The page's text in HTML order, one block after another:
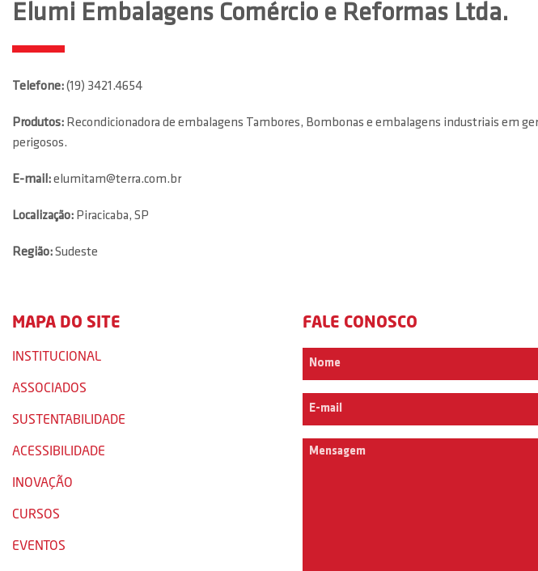
Elumi Embalagens Comércio e Reformas Ltda.
Telefone:(19) 3421.4654
Produtos: Recondicionadora de embalagens Tambores, Bombonas e embalagens industriais em
perigosos.
E-mail:elumitam@terra.com.br
Localização: Piracicaba, SP
Região:Sudeste
MAPA DO SITE
INSTITUCIONAL
ASSOCIADOS
SUSTENTABILIDADE
ACESSIBILIDADE
INOVAÇÃO
CURSOS
EVENTOS
FALE CONOSCO